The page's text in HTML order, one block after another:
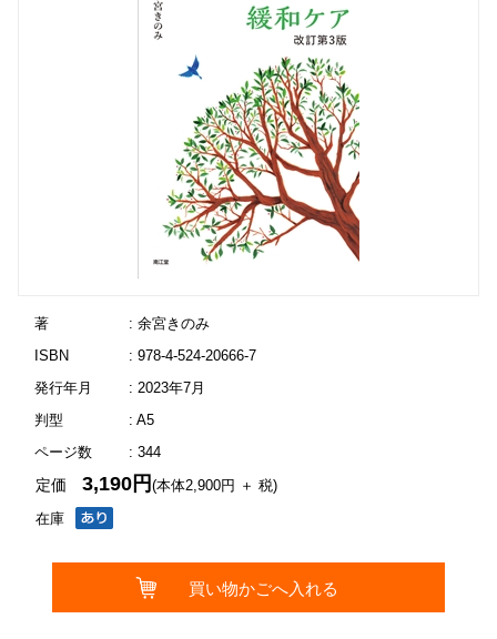
著
: 余宮きのみ
ISBN
: 978-4-524-20666-7
発行年月
: 2023年7月
判型
: A5
ページ数
: 344
在庫
定価3,190円(本体2,900円 ＋ 税)